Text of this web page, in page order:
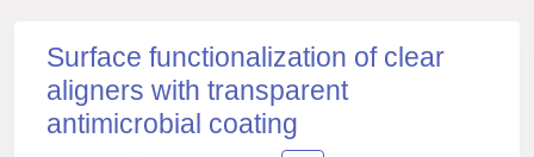
Surface functionalization of clear
aligners with transparent
antimicrobial coating